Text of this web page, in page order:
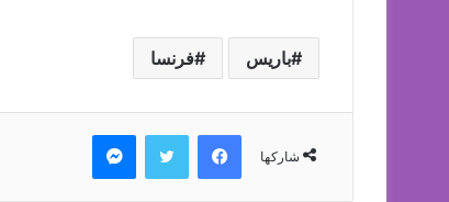
باريس فرنسا
شاركها
فيسبوك تويتر ماسنجر